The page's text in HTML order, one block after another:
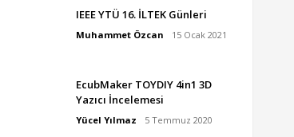
IEEE YTÜ 16. İLTEK Günleri
Muhammet Özcan 15 Ocak 2021
EcubMaker TOYDIY 4in1 3D
Yazıcı İncelemesi
Yücel Yılmaz 5 Temmuz 2020